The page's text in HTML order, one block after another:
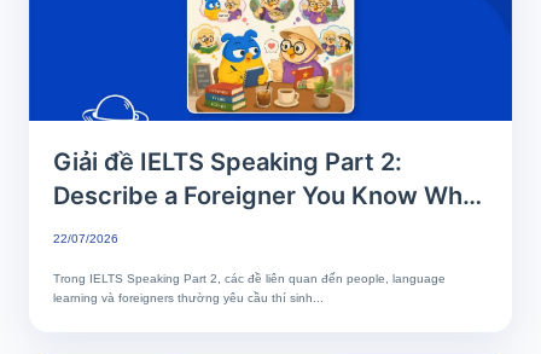
Giải đề IELTS Speaking Part 2:
Describe a Foreigner You Know Who
Speaks Your Language Well
22/07/2026
Trong IELTS Speaking Part 2, các đề liên quan đến people, language
learning và foreigners thường yêu cầu thí sinh...